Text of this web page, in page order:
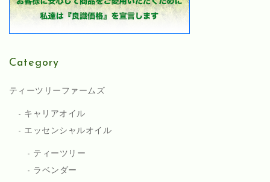
Category
ティーツリーファームズ
キャリアオイル
エッセンシャルオイル
ティーツリー
ラベンダー